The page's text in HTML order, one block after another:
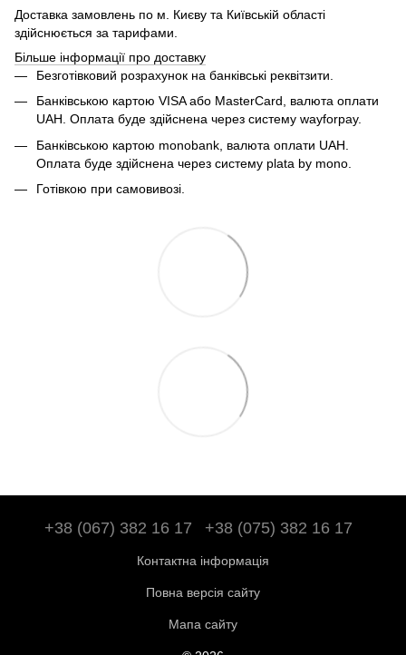
Доставка замовлень по м. Києву та Київській області
здійснюється за тарифами.
Більше інформації про доставку
Безготівковий розрахунок на банківські реквітзити.
Банківською картою VISA або MasterCard, валюта оплати
UAH. Оплата буде здійснена через систему wayforpay.
Банківською картою monobank, валюта оплати UAH.
Оплата буде здійснена через систему plata by mono.
Готівкою при самовивозі.
+38 (067) 382 16 17 +38 (075) 382 16 17
Контактна інформація
Повна версія сайту
Мапа сайту